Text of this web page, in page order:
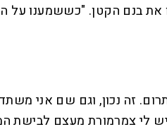
בנם הקטן. "כששמענו על
זה נכון, וגם שם אני
יש לי צמרמורת מעצם לבישת